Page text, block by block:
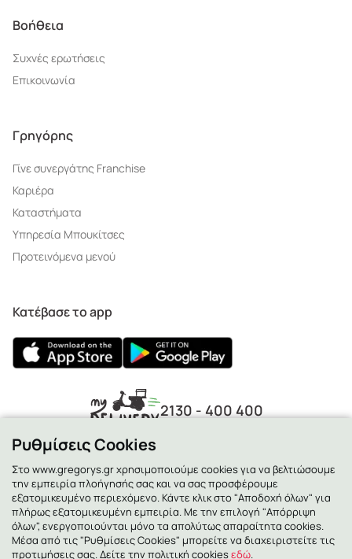
Βοήθεια
Συχνές ερωτήσεις
Επικοινωνία
Γρηγόρης
Γίνε συνεργάτης Franchise
Καριέρα
Καταστήματα
Υπηρεσία Μπουκίτσες
Προτεινόμενα μενού
Κατέβασε το app
2130 - 400 400
Ρυθμίσεις Cookies
Στο www.gregorys.gr χρησιμοποιούμε cookies για να βελτιώσουμε
την εμπειρία πλοήγησής σας και να σας προσφέρουμε
εξατομικευμένο περιεχόμενο. Κάντε κλικ στο "Αποδοχή όλων" για
πλήρως εξατομικευμένη εμπειρία. Με την επιλογή "Απόρριψη
όλων", ενεργοποιούνται μόνο τα απολύτως απαραίτητα cookies.
Μέσα από τις "Ρυθμίσεις Cookies" μπορείτε να διαχειριστείτε τις
προτιμήσεις σας. Δείτε την πολιτική cookiesεδώ.